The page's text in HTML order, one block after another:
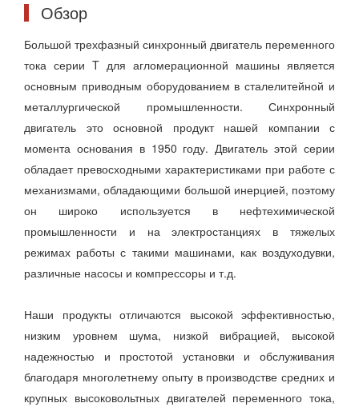
Обзор
Большой трехфазный синхронный двигатель переменного
тока серии T для агломерационной машины является
основным приводным оборудованием в сталелитейной и
металлургической промышленности. Синхронный
двигатель это основной продукт нашей компании с
момента основания в 1950 году. Двигатель этой серии
обладает превосходными характеристиками при работе с
механизмами, обладающими большой инерцией, поэтому
он широко используется в нефтехимической
промышленности и на электростанциях в тяжелых
режимах работы с такими машинами, как воздуходувки,
различные насосы и компрессоры и т.д.
Наши продукты отличаются высокой эффективностью,
низким уровнем шума, низкой вибрацией, высокой
надежностью и простотой установки и обслуживания
благодаря многолетнему опыту в производстве средних и
крупных высоковольтных двигателей переменного тока,